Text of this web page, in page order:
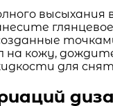
на кожу,
для